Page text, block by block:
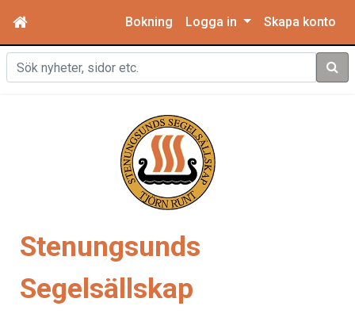
Bokning Logga in Skapa konto
Sök
Stenungsunds
Segelsällskap